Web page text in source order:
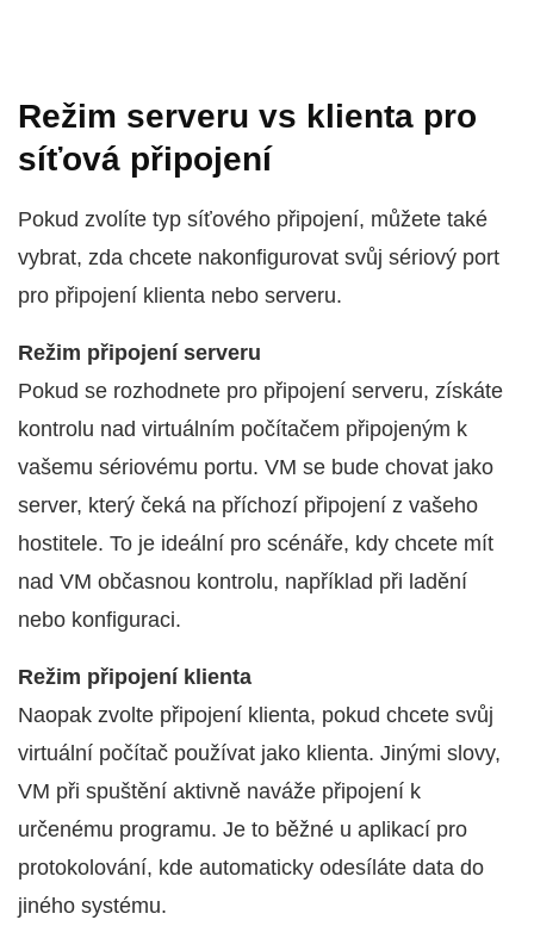
Režim serveru vs klienta pro
síťová připojení
Pokud zvolíte typ síťového připojení, můžete také
vybrat, zda chcete nakonfigurovat svůj sériový port
pro připojení klienta nebo serveru.
Režim připojení serveru
Pokud se rozhodnete pro připojení serveru, získáte
kontrolu nad virtuálním počítačem připojeným k
vašemu sériovému portu. VM se bude chovat jako
server, který čeká na příchozí připojení z vašeho
hostitele. To je ideální pro scénáře, kdy chcete mít
nad VM občasnou kontrolu, například při ladění
nebo konfiguraci.
Režim připojení klienta
Naopak zvolte připojení klienta, pokud chcete svůj
virtuální počítač používat jako klienta. Jinými slovy,
VM při spuštění aktivně naváže připojení k
určenému programu. Je to běžné u aplikací pro
protokolování, kde automaticky odesíláte data do
jiného systému.